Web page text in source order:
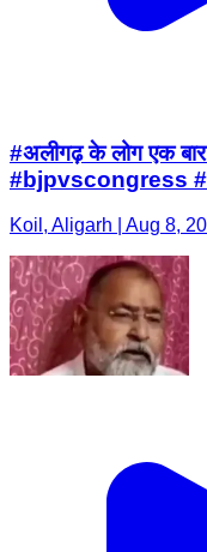
#अलीगढ़ के लोग एक
#bjpvscongress
Koil, Aligarh | Aug 8,